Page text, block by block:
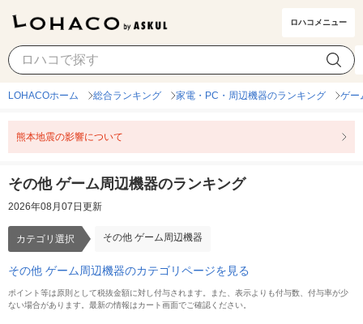
ロハコメニュー
その他 ゲーム周辺機器 カテゴリ選択
LOHACOホーム 総合ランキング 家電・PC・周辺機器のランキング ゲー
熊本地震の影響について
その他 ゲーム周辺機器のランキング
2026年08月07日更新
カテゴリ選択 その他 ゲーム周辺機器
その他 ゲーム周辺機器のカテゴリページを見る
ポイント等は原則として税抜金額に対し付与されます。また、表示よりも付与数、付与率が少
ない場合があります。最新の情報はカート画面でご確認ください。